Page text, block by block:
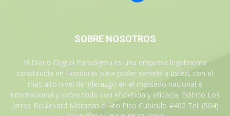
SOBRE NOSOTROS
El Diario Digital Paradigma es una empresa legalmente
constituida en Honduras para poder servirle a usted, con el
más alto nivel de liderazgo en el mercado nacional e
internacional y sobre todo con eficiencia y eficacia. Edificio Los
Jarros Boulevard Morazan el 4to Piso Cubiculo #402 Tel: (504)